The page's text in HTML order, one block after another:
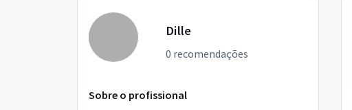
Dille
0 recomendações
Sobre o profissional